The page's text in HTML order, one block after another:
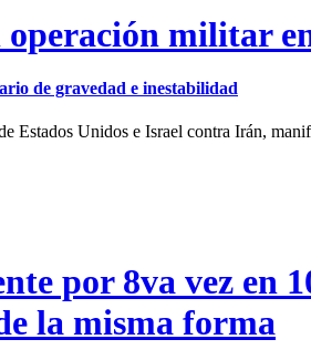
operación militar
de gravedad e inestabilidad
Estados Unidos e Israel contra Irán,
por 8va vez en
la misma forma